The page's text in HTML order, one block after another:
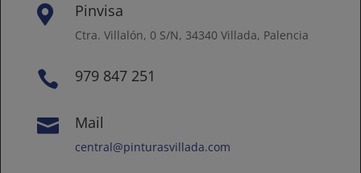
 Pinvisa
Ctra. Villalón, 0 S/N, 34340 Villada, Palencia
 979 847 251
 Mail
central@pinturasvillada.com